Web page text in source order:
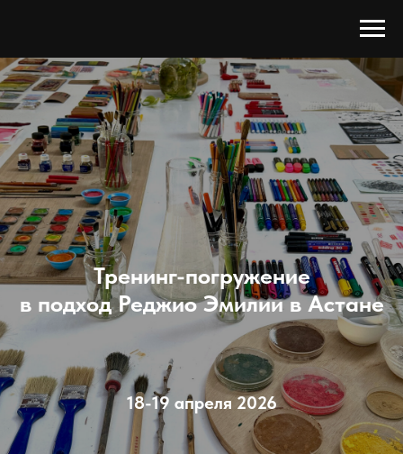
Тренинг-погружение
в подход Реджио Эмилии в Астане
18-19 апреля 2026